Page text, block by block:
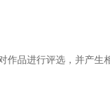
品进行评选，并产生